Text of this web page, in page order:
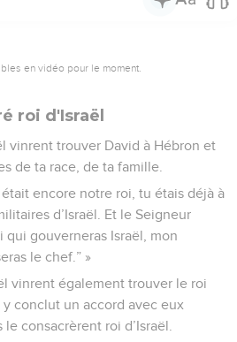
en vidéo pour le moment.
roi d'Israël
vinrent trouver David à Hébron et
de ta race, de ta famille.
encore notre roi, tu étais déjà à
d’Israël. Et le Seigneur
qui gouverneras Israël, mon
le chef.” »
vinrent également trouver le roi
conclut un accord avec eux
consacrèrent roi d’Israël.